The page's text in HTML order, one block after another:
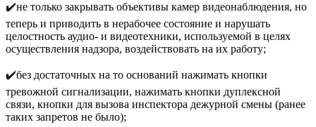
✔️не только закрывать объективы камер видеонаблюдения, но
теперь и приводить в нерабочее состояние и нарушать
целостность аудио- и видеотехники, используемой в целях
осуществления надзора, воздействовать на их работу;
✔️без достаточных на то оснований нажимать кнопки
тревожной сигнализации, нажимать кнопки дуплексной
связи, кнопки для вызова инспектора дежурной смены (ранее
таких запретов не было);